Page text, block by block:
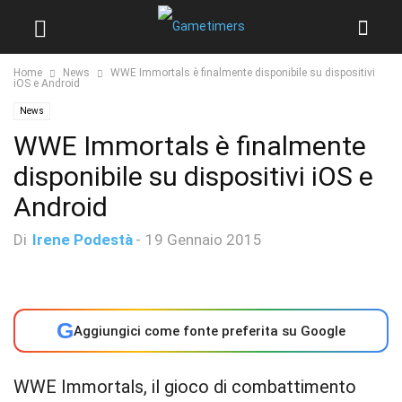
Home News
WWE Immortals è finalmente disponibile su dispositivi
iOS e Android
News
WWE Immortals è finalmente
disponibile su dispositivi iOS e
Android
Di Irene Podestà - 19 Gennaio 2015
GAggiungici come fonte preferita su Google
WWE Immortals, il gioco di combattimento